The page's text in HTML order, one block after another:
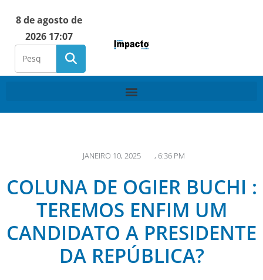
8 de agosto de
2026 17:07
JANEIRO 10, 2025 , 6:36 PM
COLUNA DE OGIER BUCHI :
TEREMOS ENFIM UM
CANDIDATO A PRESIDENTE
DA REPÚBLICA?